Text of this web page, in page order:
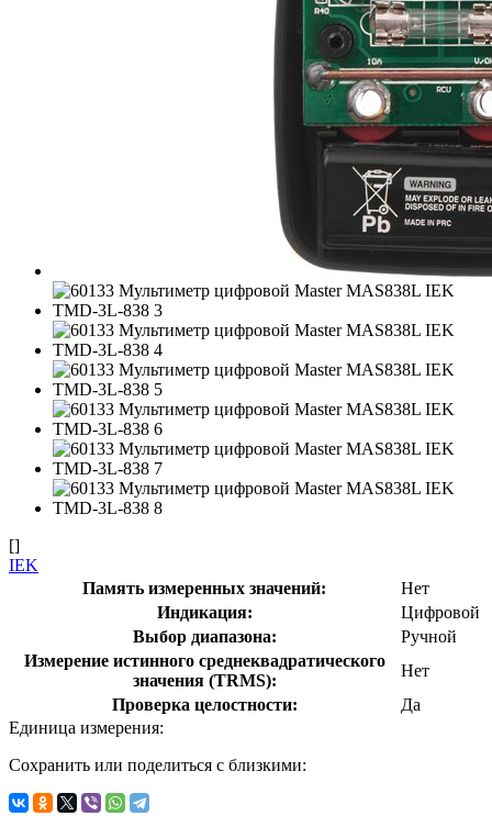
[]
IEK
Память измеренных значений:
Нет
Индикация:
Цифровой
Выбор диапазона:
Ручной
Измерение истинного среднеквадратического
значения (ТRMS):
Нет
Проверка целостности:
Да
Единица измерения:
Сохранить или поделиться с близкими: